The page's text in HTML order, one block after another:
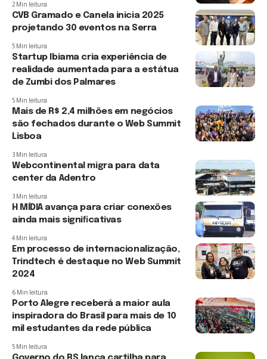
2 Min leitura
CVB Gramado e Canela inicia 2025
projetando 30 eventos na Serra
5 Min leitura
Startup Ibiama cria experiência de
realidade aumentada para a estátua
de Zumbi dos Palmares
5 Min leitura
Mais de R$ 2,4 milhões em negócios
são fechados durante o Web Summit
Lisboa
3 Min leitura
Webcontinental migra para data
center da Adentro
3 Min leitura
H MÍDIA avança para criar conexões
ainda mais signiﬁcativas
4 Min leitura
Em processo de internacionalização,
Trindtech é destaque no Web Summit
2024
6 Min leitura
Porto Alegre receberá a maior aula
inspiradora do Brasil para mais de 10
mil estudantes da rede pública
5 Min leitura